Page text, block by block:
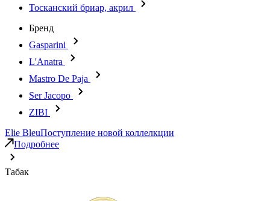
Тосканский бриар, акрил
Бренд
Gasparini
L'Anatra
Mastro De Paja
Ser Jacopo
ZIBI
Elie BleuПоступление новой коллелкции
Подробнее
Табак